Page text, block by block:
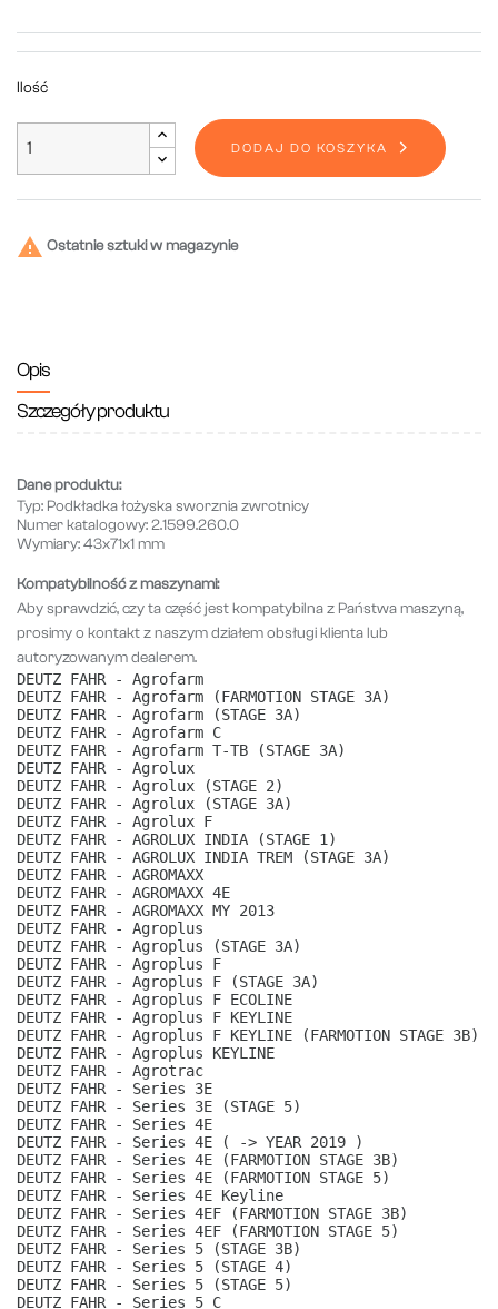
Ilość
DODAJ DO KOSZYKA
 Ostatnie sztuki w magazynie
Opis
Szczegóły produktu
Dane produktu:
Typ: Podkładka łożyska sworznia zwrotnicy
Numer katalogowy:2.1599.260.0
Wymiary:43x71x1 mm
Kompatybilność z maszynami:
Aby sprawdzić, czy ta część jest kompatybilna z Państwa maszyną,
prosimy o kontakt z naszym działem obsługi klienta lub
autoryzowanym dealerem.
DEUTZ FAHR - Agrofarm
DEUTZ FAHR - Agrofarm (FARMOTION STAGE 3A)
DEUTZ FAHR - Agrofarm (STAGE 3A)
DEUTZ FAHR - Agrofarm C
DEUTZ FAHR - Agrofarm T-TB (STAGE 3A)
DEUTZ FAHR - Agrolux
DEUTZ FAHR - Agrolux (STAGE 2)
DEUTZ FAHR - Agrolux (STAGE 3A)
DEUTZ FAHR - Agrolux F
DEUTZ FAHR - AGROLUX INDIA (STAGE 1)
DEUTZ FAHR - AGROLUX INDIA TREM (STAGE 3A)
DEUTZ FAHR - AGROMAXX
DEUTZ FAHR - AGROMAXX 4E
DEUTZ FAHR - AGROMAXX MY 2013
DEUTZ FAHR - Agroplus
DEUTZ FAHR - Agroplus (STAGE 3A)
DEUTZ FAHR - Agroplus F
DEUTZ FAHR - Agroplus F (STAGE 3A)
DEUTZ FAHR - Agroplus F ECOLINE
DEUTZ FAHR - Agroplus F KEYLINE
DEUTZ FAHR - Agroplus F KEYLINE (FARMOTION STAGE 3B)
DEUTZ FAHR - Agroplus KEYLINE
DEUTZ FAHR - Agrotrac
DEUTZ FAHR - Series 3E
DEUTZ FAHR - Series 3E (STAGE 5)
DEUTZ FAHR - Series 4E
DEUTZ FAHR - Series 4E ( -> YEAR 2019 )
DEUTZ FAHR - Series 4E (FARMOTION STAGE 3B)
DEUTZ FAHR - Series 4E (FARMOTION STAGE 5)
DEUTZ FAHR - Series 4E Keyline
DEUTZ FAHR - Series 4EF (FARMOTION STAGE 3B)
DEUTZ FAHR - Series 4EF (FARMOTION STAGE 5)
DEUTZ FAHR - Series 5 (STAGE 3B)
DEUTZ FAHR - Series 5 (STAGE 4)
DEUTZ FAHR - Series 5 (STAGE 5)
DEUTZ FAHR - Series 5 C